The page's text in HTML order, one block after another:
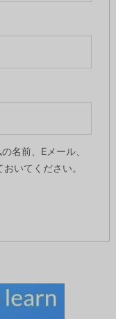
名前、Eメール、
いてください。